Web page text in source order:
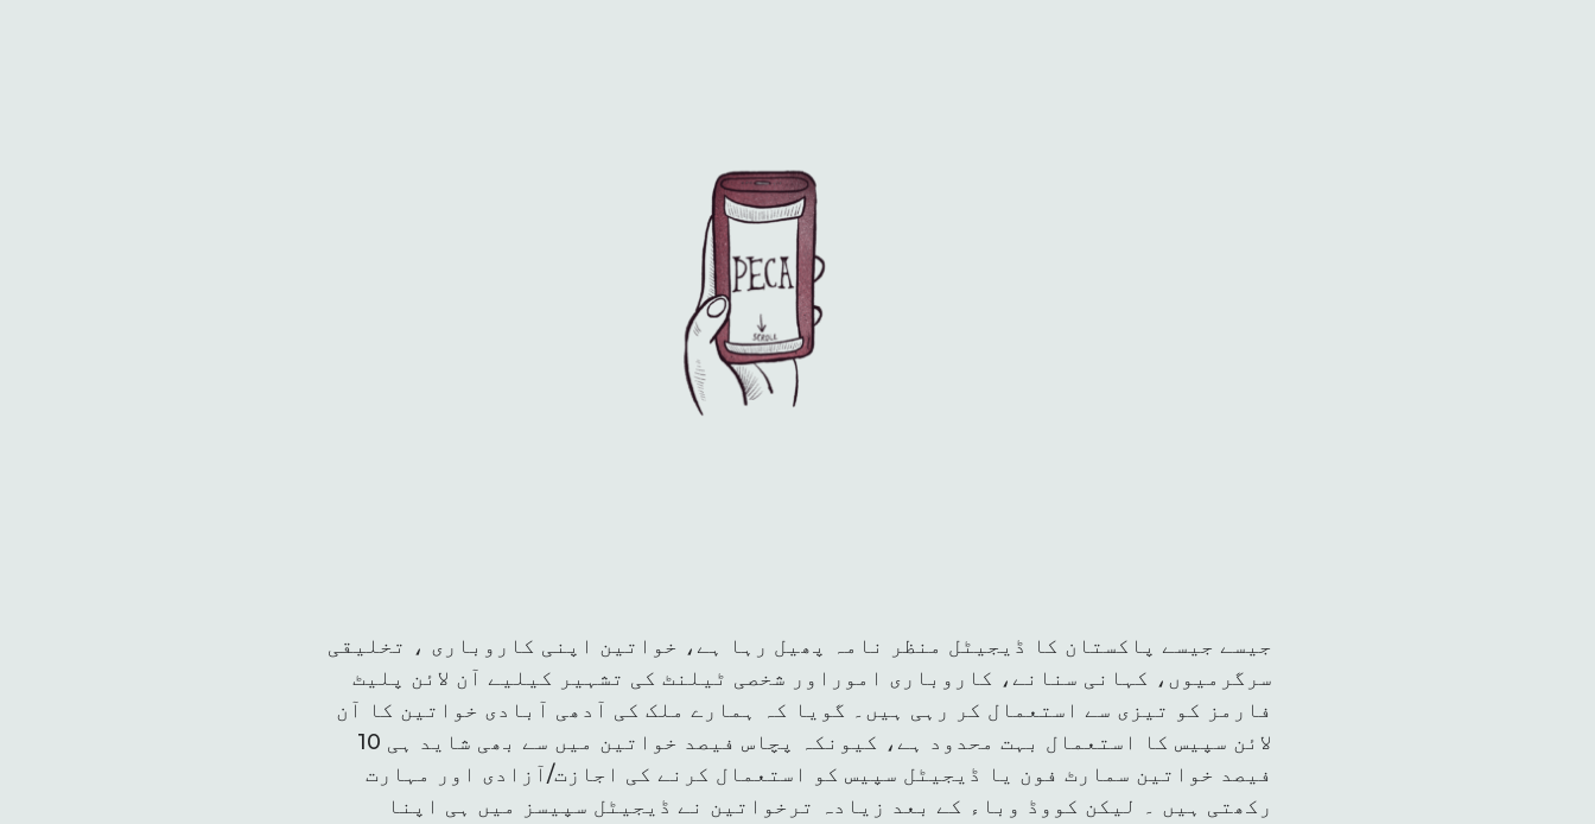
جیسے جیسے پاکستان کا ڈیجیٹل منظر نامہ پھیل رہا ہے، خواتین اپنی کاروباری ، تخلیقی
سرگرمیوں، کہانی سنانے، کاروباری اموراور شخصی ٹیلنٹ کی تشہیر کیلیے آن لائن پلیٹ
فارمز کو تیزی سے استعمال کر رہی ہیں۔ گویا کہ ہمارے ملک کی آدھی آبادی خواتین کا آن
لائن سپیس کا استعمال بہت محدود ہے، کیونکہ پچاس فیصد خواتین میں سے بھی شاید ہی 10
فیصد خواتین سمارٹ فون یا ڈیجیٹل سپیس کو استعمال کرنے کی اجازت/آزادی اور مہارت
رکھتی ہیں ۔ لیکن کووڈ وباء کے بعد زیادہ ترخواتین نے ڈیجیٹل سپیسز میں ہی اپنا